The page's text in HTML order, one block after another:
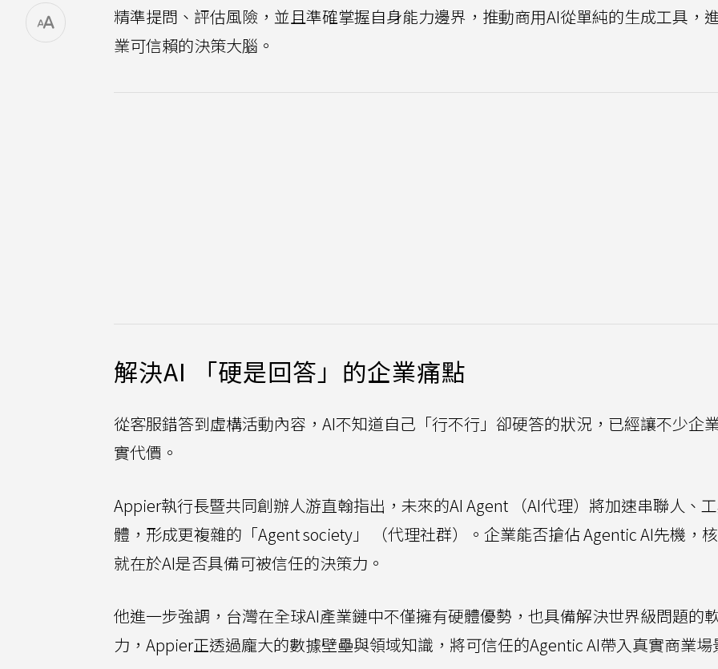
精準提問、評估風險，並且準確掌握自身能力邊界，推動商用AI從單純的生成工具，
業可信賴的決策大腦。
解決AI 「硬是回答」的企業痛點
從客服錯答到虛構活動內容，AI不知道自己「行不行」卻硬答的狀況，已經讓不少企
實代價。
Appier執行長暨共同創辦人游直翰指出，未來的AI Agent （AI代理）將加速串聯人、
體，形成更複雜的「Agent society」 （代理社群）。企業能否搶佔 Agentic AI先機，
就在於AI是否具備可被信任的決策力。
他進一步強調，台灣在全球AI產業鏈中不僅擁有硬體優勢，也具備解決世界級問題的
力，Appier正透過龐大的數據壁壘與領域知識，將可信任的Agentic AI帶入真實商業場